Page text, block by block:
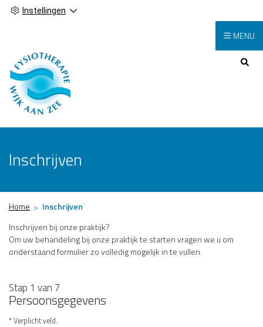
Instellingen
Hoofdmenu
MENU
Inschrijven
Home
Inschrijven
Inschrijven bij onze praktijk?
Om uw behandeling bij onze praktijk te starten vragen we u om
onderstaand formulier zo volledig mogelijk in te vullen.
Stap 1 van 7
Persoonsgegevens
* Verplicht veld.